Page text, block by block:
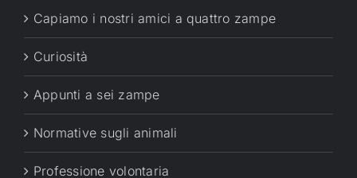
Capiamo i nostri amici a quattro zampe
Curiosità
Appunti a sei zampe
Normative sugli animali
Professione volontaria